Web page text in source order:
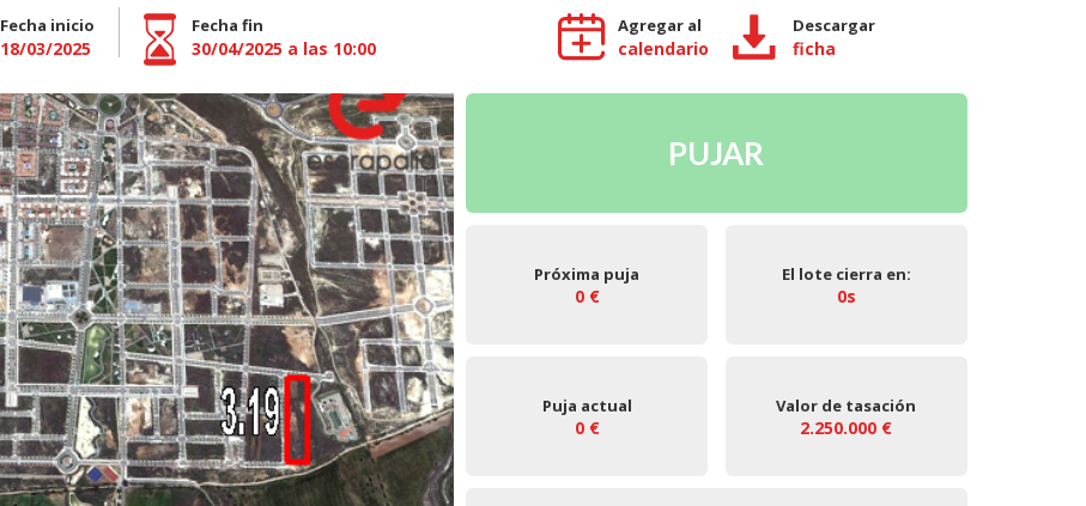
Fecha inicio
18/03/2025
Fecha fin
30/04/2025 a las 10:00
Agregar al
calendario
Descargar
ficha
PUJAR
Próxima puja
0 €
El lote cierra en:
0s
Puja actual
0 €
Valor de tasación
2.250.000 €